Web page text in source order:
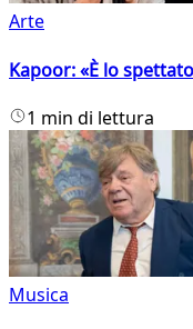
Arte
Kapoor: «È lo
1 min di lettura
Musica